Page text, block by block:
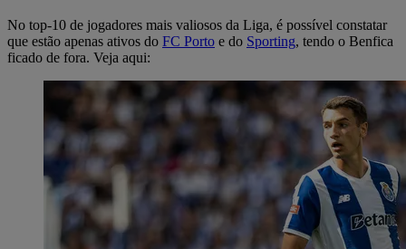
No top-10 de jogadores mais valiosos da Liga, é possível constatar
que estão apenas ativos do FC Porto e do Sporting, tendo o Benfica
ficado de fora. Veja aqui: